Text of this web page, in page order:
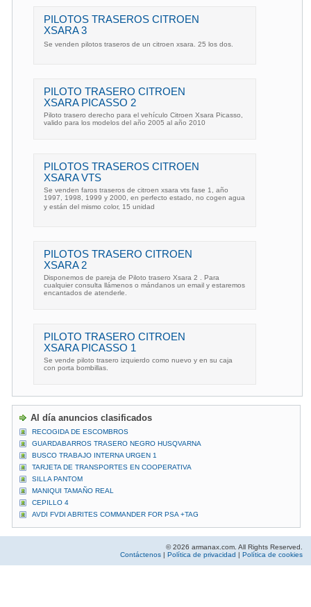
PILOTOS TRASEROS CITROEN
XSARA 3
Se venden pilotos traseros de un citroen xsara. 25 los dos.
PILOTO TRASERO CITROEN
XSARA PICASSO 2
Piloto trasero derecho para el vehículo Citroen Xsara Picasso,
valido para los modelos del año 2005 al año 2010
PILOTOS TRASEROS CITROEN
XSARA VTS
Se venden faros traseros de citroen xsara vts fase 1, año
1997, 1998, 1999 y 2000, en perfecto estado, no cogen agua
y están del mismo color, 15 unidad
PILOTOS TRASERO CITROEN
XSARA 2
Disponemos de pareja de Piloto trasero Xsara 2 . Para
cualquier consulta llámenos o mándanos un email y estaremos
encantados de atenderle.
PILOTO TRASERO CITROEN
XSARA PICASSO 1
Se vende piloto trasero izquierdo como nuevo y en su caja
con porta bombillas.
Al día anuncios clasificados
RECOGIDA DE ESCOMBROS
GUARDABARROS TRASERO NEGRO HUSQVARNA
BUSCO TRABAJO INTERNA URGEN 1
TARJETA DE TRANSPORTES EN COOPERATIVA
SILLA PANTOM
MANIQUI TAMAÑO REAL
CEPILLO 4
AVDI FVDI ABRITES COMMANDER FOR PSA +TAG
© 2026 armanax.com. All Rights Reserved.
Contáctenos | Política de privacidad | Política de cookies